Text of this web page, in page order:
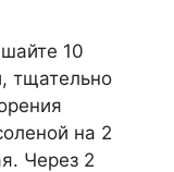
10
тщательно
на 2
Через 2